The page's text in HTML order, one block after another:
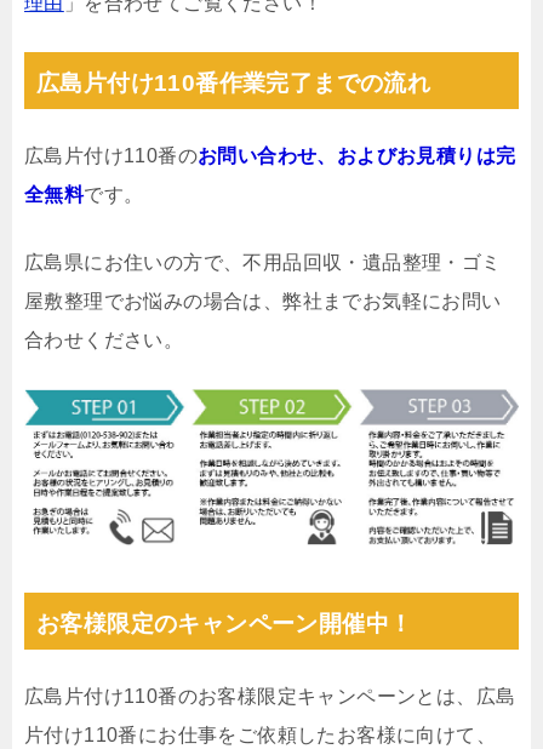
広島片付け110番作業完了までの流れ
広島片付け110番のお問い合わせ、およびお見積りは完
全無料です。
広島県にお住いの方で、不用品回収・遺品整理・ゴミ
屋敷整理でお悩みの場合は、弊社までお気軽にお問い
合わせください。
お客様限定のキャンペーン開催中！
広島片付け110番のお客様限定キャンペーンとは、広島
片付け110番にお仕事をご依頼したお客様に向けて、